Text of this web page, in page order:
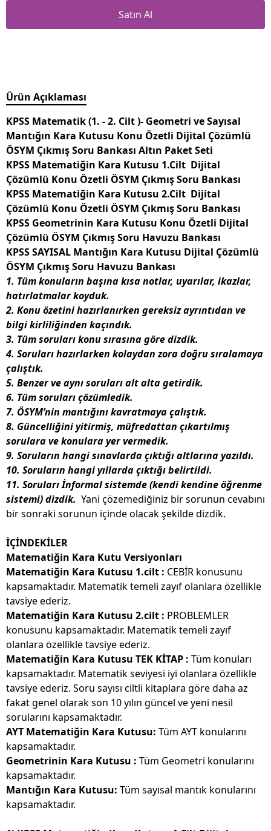
Satın Al
Ürün Açıklaması
KPSS Matematik (1. - 2. Cilt )- Geometri ve Sayısal
Mantığın Kara Kutusu Konu Özetli Dijital Çözümlü
ÖSYM Çıkmış Soru Bankası Altın Paket Seti
KPSS Matematiğin Kara Kutusu 1.Cilt Dijital
Çözümlü Konu Özetli ÖSYM Çıkmış Soru Bankası
KPSS Matematiğin Kara Kutusu 2.Cilt Dijital
Çözümlü Konu Özetli ÖSYM Çıkmış Soru Bankası
KPSS Geometrinin Kara Kutusu Konu Özetli Dijital
Çözümlü ÖSYM Çıkmış Soru Havuzu Bankası
KPSS SAYISAL Mantığın Kara Kutusu Dijital Çözümlü
ÖSYM Çıkmış Soru Havuzu Bankası
1. Tüm konuların başına kısa notlar, uyarılar, ikazlar,
hatırlatmalar koyduk.
2. Konu özetini hazırlanırken gereksiz ayrıntıdan ve
bilgi kirliliğinden kaçındık.
3. Tüm soruları konu sırasına göre dizdik.
4. Soruları hazırlarken kolaydan zora doğru sıralamaya
çalıştık.
5. Benzer ve aynı soruları alt alta getirdik.
6. Tüm soruları çözümledik.
7. ÖSYM’nin mantığını kavratmaya çalıştık.
8. Güncelliğini yitirmiş, müfredattan çıkartılmış
sorulara ve konulara yer vermedik.
9. Soruların hangi sınavlarda çıktığı altlarına yazıldı.
10. Soruların hangi yıllarda çıktığı belirtildi.
11. Soruları İnformal sistemde (kendi kendine öğrenme
sistemi) dizdik. Yani çözemediğiniz bir sorunun cevabını
bir sonraki sorunun içinde olacak şekilde dizdik.
İÇİNDEKİLER
Matematiğin Kara Kutu Versiyonları
Matematiğin Kara Kutusu 1.cilt : CEBİR konusunu
kapsamaktadır. Matematik temeli zayıf olanlara özellikle
tavsiye ederiz.
Matematiğin Kara Kutusu 2.cilt : PROBLEMLER
konusunu kapsamaktadır. Matematik temeli zayıf
olanlara özellikle tavsiye ederiz.
Matematiğin Kara Kutusu TEK KİTAP : Tüm konuları
kapsamaktadır. Matematik seviyesi iyi olanlara özellikle
tavsiye ederiz. Soru sayısı ciltli kitaplara göre daha az
fakat genel olarak son 10 yılın güncel ve yeni nesil
sorularını kapsamaktadır.
AYT Matematiğin Kara Kutusu: Tüm AYT konularını
kapsamaktadır.
Geometrinin Kara Kutusu : Tüm Geometri konularını
kapsamaktadır.
Mantığın Kara Kutusu: Tüm sayısal mantık konularını
kapsamaktadır.